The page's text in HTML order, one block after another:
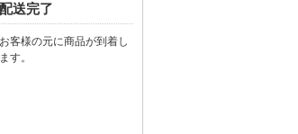
配送完了
お客様の元に商品が到着し
ます。